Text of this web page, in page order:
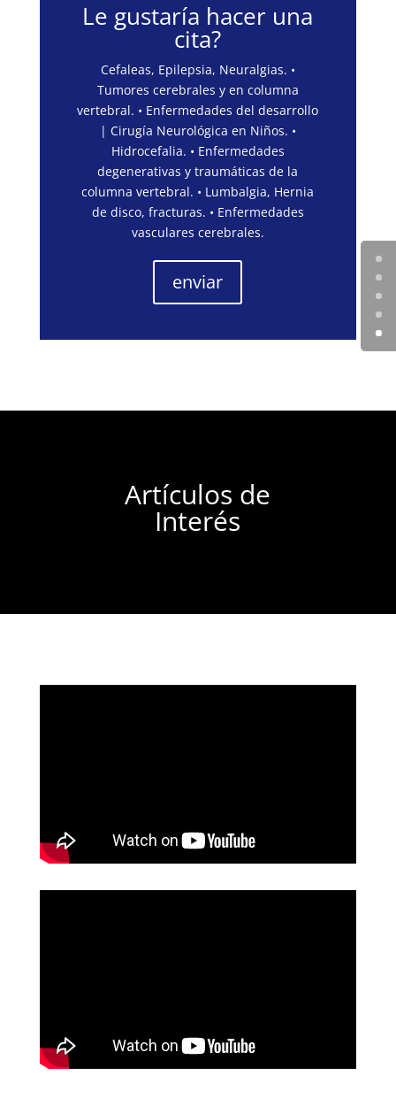
Le gustaría hacer una
cita?
Cefaleas, Epilepsia, Neuralgias. •
Tumores cerebrales y en columna
vertebral. • Enfermedades del desarrollo
| Cirugía Neurológica en Niños. •
Hidrocefalia. • Enfermedades
degenerativas y traumáticas de la
columna vertebral. • Lumbalgia, Hernia
de disco, fracturas. • Enfermedades
vasculares cerebrales.
enviar
Artículos de
Interés